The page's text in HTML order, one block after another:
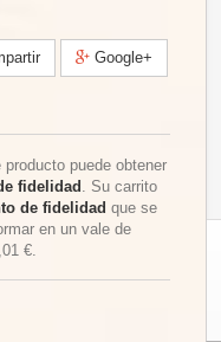
Google+
puede obtener
fidelidad. Su carrito
de fidelidad que se
en un vale de
€.